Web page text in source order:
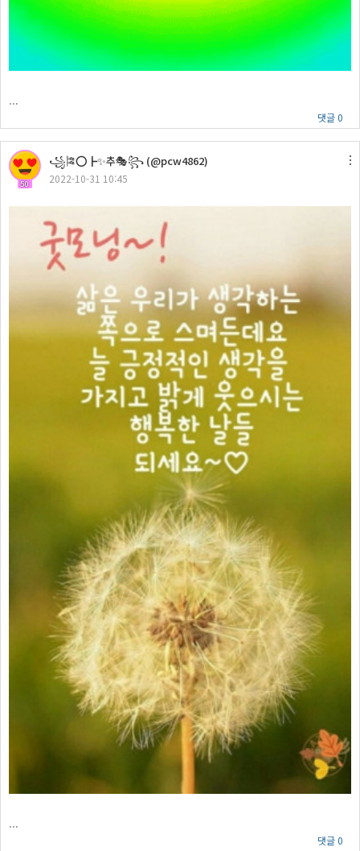
...
댓글 0
50
꧁🎏⭕┣✨추🎭꧂ (@pcw4862)
2022-10-31 10:45
...
댓글 0